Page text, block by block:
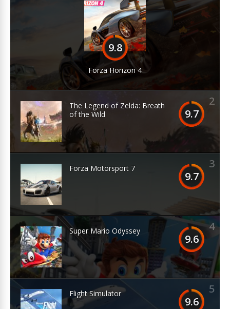
9.8
Forza Horizon 4
2
9.7
The Legend of Zelda: Breath
of the Wild
3
9.7
Forza Motorsport 7
4
9.6
Super Mario Odyssey
5
9.6
Flight Simulator